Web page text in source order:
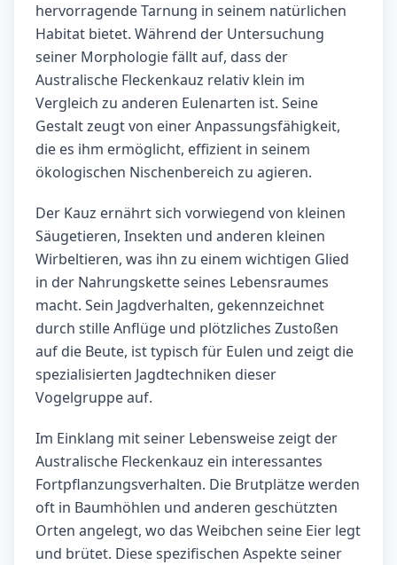
hervorragende Tarnung in seinem natürlichen
Habitat bietet. Während der Untersuchung
seiner Morphologie fällt auf, dass der
Australische Fleckenkauz relativ klein im
Vergleich zu anderen Eulenarten ist. Seine
Gestalt zeugt von einer Anpassungsfähigkeit,
die es ihm ermöglicht, effizient in seinem
ökologischen Nischenbereich zu agieren.
Der Kauz ernährt sich vorwiegend von kleinen
Säugetieren, Insekten und anderen kleinen
Wirbeltieren, was ihn zu einem wichtigen Glied
in der Nahrungskette seines Lebensraumes
macht. Sein Jagdverhalten, gekennzeichnet
durch stille Anflüge und plötzliches Zustoßen
auf die Beute, ist typisch für Eulen und zeigt die
spezialisierten Jagdtechniken dieser
Vogelgruppe auf.
Im Einklang mit seiner Lebensweise zeigt der
Australische Fleckenkauz ein interessantes
Fortpflanzungsverhalten. Die Brutplätze werden
oft in Baumhöhlen und anderen geschützten
Orten angelegt, wo das Weibchen seine Eier legt
und brütet. Diese spezifischen Aspekte seiner